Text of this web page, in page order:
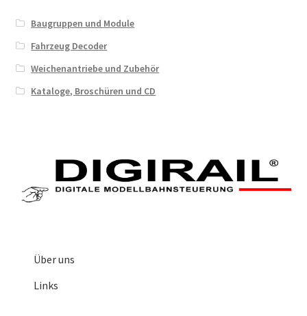
Baugruppen und Module
Fahrzeug Decoder
Weichenantriebe und Zubehör
Kataloge, Broschüren und CD
Über uns
Links